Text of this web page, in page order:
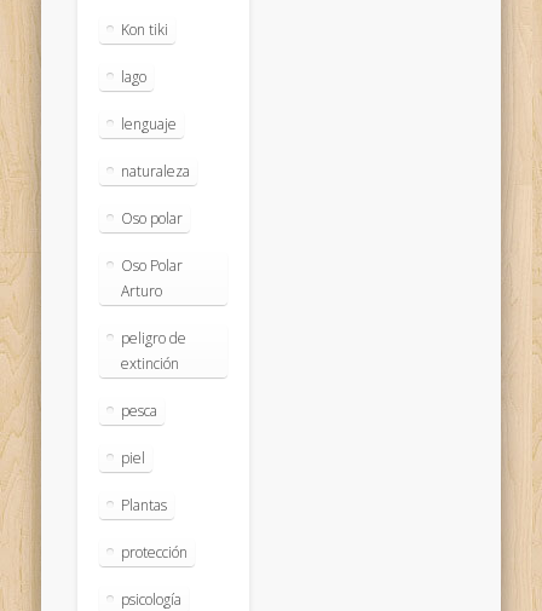
Kon tiki
lago
lenguaje
naturaleza
Oso polar
Oso Polar
Arturo
peligro de
extinción
pesca
piel
Plantas
protección
psicología